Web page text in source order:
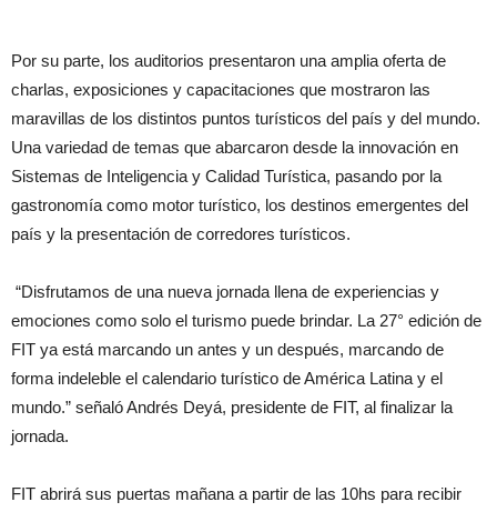
Por su parte, los auditorios presentaron una amplia oferta de
charlas, exposiciones y capacitaciones que mostraron las
maravillas de los distintos puntos turísticos del país y del mundo.
Una variedad de temas que abarcaron desde la innovación en
Sistemas de Inteligencia y Calidad Turística, pasando por la
gastronomía como motor turístico, los destinos emergentes del
país y la presentación de corredores turísticos.
“Disfrutamos de una nueva jornada llena de experiencias y
emociones como solo el turismo puede brindar. La 27° edición de
FIT ya está marcando un antes y un después, marcando de
forma indeleble el calendario turístico de América Latina y el
mundo.” señaló Andrés Deyá, presidente de FIT, al finalizar la
jornada.
FIT abrirá sus puertas mañana a partir de las 10hs para recibir